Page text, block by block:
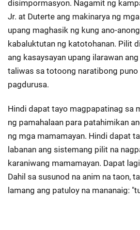
disimpormasyon. Nagamit ng
Jr. at Duterte ang makinarya ng
upang maghasik ng kung ano-
kabaluktutan ng katotohanan. Pilit
ang kasaysayan upang ilarawan
taliwas sa totoong naratibong puno
pagdurusa.
Hindi dapat tayo magpapatinag sa
ng pamahalaan para patahimikan
ng mga mamamayan. Hindi dapat
labanan ang sistemang pilit na
karaniwang mamamayan. Dapat
Dahil sa susunod na anim na taon,
lamang ang patuloy na mananaig: